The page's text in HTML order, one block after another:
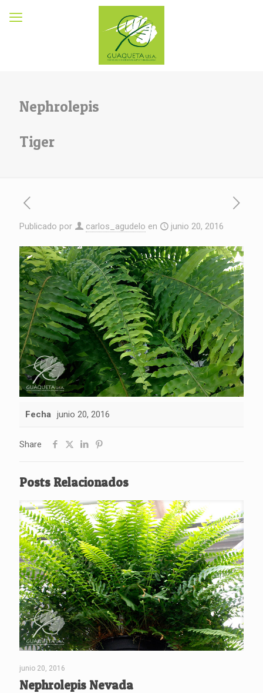
Nephrolepis
Tiger
Publicado por carlos_agudelo en junio 20, 2016
Fecha junio 20, 2016
Share
Posts Relacionados
junio 20, 2016
Nephrolepis Nevada